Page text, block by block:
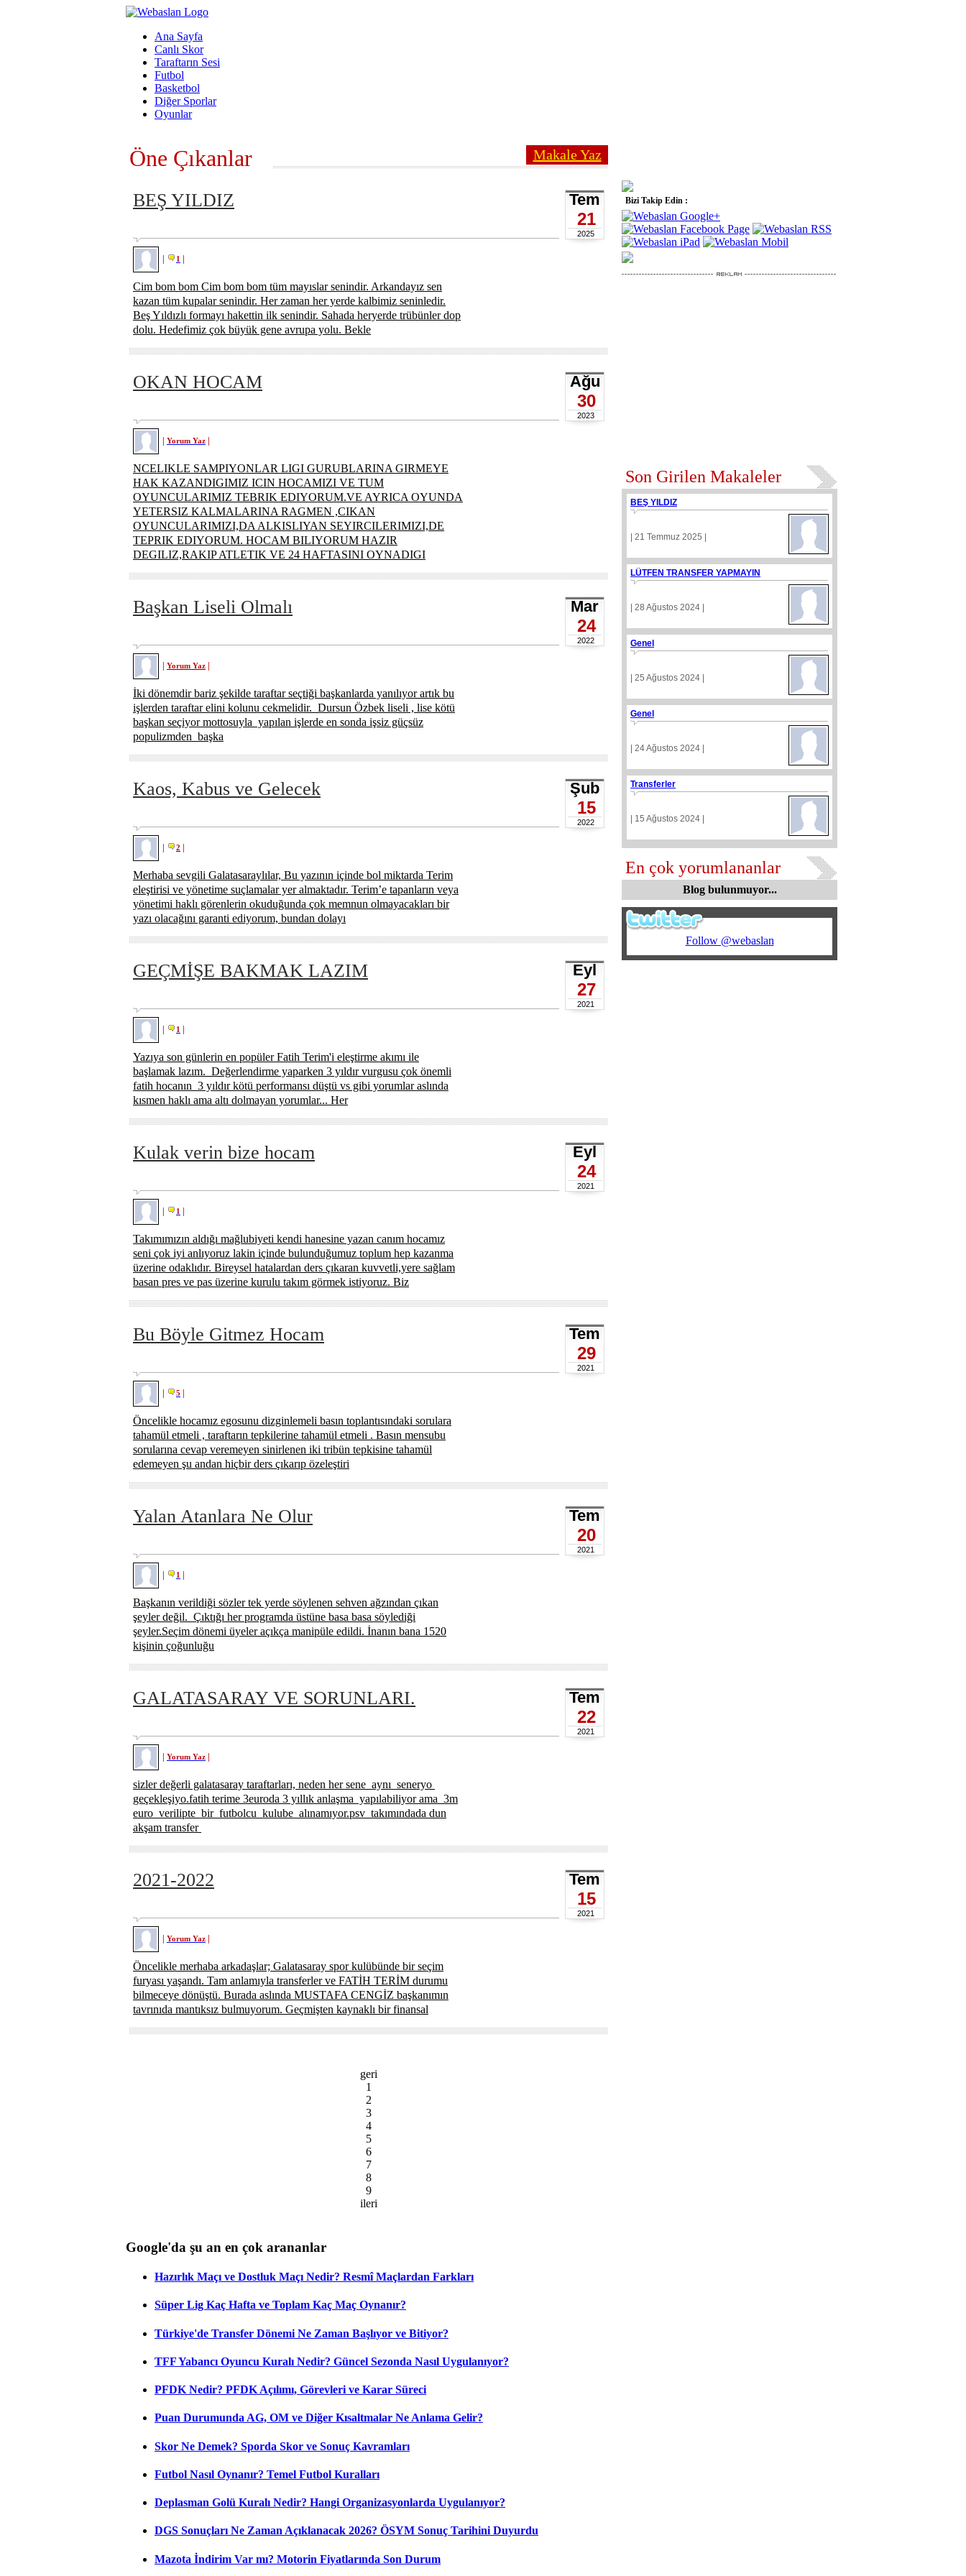
Ana Sayfa
Canlı Skor
Taraftarın Sesi
Futbol
Basketbol
Diğer Sporlar
Oyunlar
Öne Çıkanlar Makale Yaz
BEŞ YILDIZ Tem
21
2025
1
Cim bom bom Cim bom bom tüm mayıslar senindir. Arkandayız sen
kazan tüm kupalar senindir. Her zaman her yerde kalbimiz seninledir.
Beş Yıldızlı formayı hakettin ilk senindir. Sahada heryerde trübünler dop
dolu. Hedefimiz çok büyük gene avrupa yolu. Bekle
OKAN HOCAM Ağu
30
2023
Yorum Yaz
NCELIKLE SAMPIYONLAR LIGI GURUBLARINA GIRMEYE
HAK KAZANDIGIMIZ ICIN HOCAMIZI VE TUM
OYUNCULARIMIZ TEBRIK EDIYORUM.VE AYRICA OYUNDA
YETERSIZ KALMALARINA RAGMEN ,CIKAN
OYUNCULARIMIZI,DA ALKISLIYAN SEYIRCILERIMIZI,DE
TEPRIK EDIYORUM. HOCAM BILIYORUM HAZIR
DEGILIZ,RAKIP ATLETIK VE 24 HAFTASINI OYNADIGI
Başkan Liseli Olmalı Mar
24
2022
Yorum Yaz
İki dönemdir bariz şekilde taraftar seçtiği başkanlarda yanılıyor artık bu
işlerden taraftar elini kolunu cekmelidir. Dursun Özbek liseli , lise kötü
başkan seçiyor mottosuyla yapılan işlerde en sonda işsiz güçsüz
populizmden başka
Kaos, Kabus ve Gelecek Şub
15
2022
2
Merhaba sevgili Galatasaraylılar, Bu yazının içinde bol miktarda Terim
eleştirisi ve yönetime suçlamalar yer almaktadır. Terim’e tapanların veya
yönetimi haklı görenlerin okuduğunda çok memnun olmayacakları bir
yazı olacağını garanti ediyorum, bundan dolayı
GEÇMİŞE BAKMAK LAZIM Eyl
27
2021
1
Yazıya son günlerin en popüler Fatih Terim'i eleştirme akımı ile
başlamak lazım. Değerlendirme yaparken 3 yıldır vurgusu çok önemli
fatih hocanın 3 yıldır kötü performansı düştü vs gibi yorumlar aslında
kısmen haklı ama altı dolmayan yorumlar... Her
Kulak verin bize hocam Eyl
24
2021
1
Takımımızın aldığı mağlubiyeti kendi hanesine yazan canım hocamız
seni çok iyi anlıyoruz lakin içinde bulunduğumuz toplum hep kazanma
üzerine odaklıdır. Bireysel hatalardan ders çıkaran kuvvetli,yere sağlam
basan pres ve pas üzerine kurulu takım görmek istiyoruz. Biz
Bu Böyle Gitmez Hocam Tem
29
2021
5
Öncelikle hocamız egosunu dizginlemeli basın toplantısındaki sorulara
tahamül etmeli , taraftarın tepkilerine tahamül etmeli . Basın mensubu
sorularına cevap veremeyen sinirlenen iki tribün tepkisine tahamül
edemeyen şu andan hiçbir ders çıkarıp özeleştiri
Yalan Atanlara Ne Olur Tem
20
2021
1
Başkanın verildiği sözler tek yerde söylenen sehven ağzından çıkan
şeyler değil. Çıktığı her programda üstüne basa basa söylediği
şeyler.Seçim dönemi üyeler açıkça manipüle edildi. İnanın bana 1520
kişinin çoğunluğu
GALATASARAY VE SORUNLARI. Tem
22
2021
Yorum Yaz
sizler değerli galatasaray taraftarları, neden her sene aynı seneryo
geçekleşiyo.fatih terime 3euroda 3 yıllık anlaşma yapılabiliyor ama 3m
euro verilipte bir futbolcu kulube alınamıyor.psv takımındada dun
akşam transfer
2021-2022 Tem
15
2021
Yorum Yaz
Öncelikle merhaba arkadaşlar; Galatasaray spor kulübünde bir seçim
furyası yaşandı. Tam anlamıyla transferler ve FATİH TERİM durumu
bilmeceye dönüştü. Burada aslında MUSTAFA CENGİZ başkanımın
tavrınıda mantıksız bulmuyorum. Geçmişten kaynaklı bir finansal
geri
1
2
3
4
5
6
7
8
9
ileri
Bizi Takip Edin :
Son Girilen Makaleler
BEŞ YILDIZ
| 21 Temmuz 2025 |
LÜTFEN TRANSFER YAPMAYIN
| 28 Ağustos 2024 |
Genel
| 25 Ağustos 2024 |
Genel
| 24 Ağustos 2024 |
Transferler
| 15 Ağustos 2024 |
En çok yorumlananlar
Blog bulunmuyor...
Follow @webaslan
Google'da şu an en çok arananlar
Hazırlık Maçı ve Dostluk Maçı Nedir? Resmî Maçlardan Farkları
Süper Lig Kaç Hafta ve Toplam Kaç Maç Oynanır?
Türkiye'de Transfer Dönemi Ne Zaman Başlıyor ve Bitiyor?
TFF Yabancı Oyuncu Kuralı Nedir? Güncel Sezonda Nasıl Uygulanıyor?
PFDK Nedir? PFDK Açılımı, Görevleri ve Karar Süreci
Puan Durumunda AG, OM ve Diğer Kısaltmalar Ne Anlama Gelir?
Skor Ne Demek? Sporda Skor ve Sonuç Kavramları
Futbol Nasıl Oynanır? Temel Futbol Kuralları
Deplasman Golü Kuralı Nedir? Hangi Organizasyonlarda Uygulanıyor?
DGS Sonuçları Ne Zaman Açıklanacak 2026? ÖSYM Sonuç Tarihini Duyurdu
Mazota İndirim Var mı? Motorin Fiyatlarında Son Durum